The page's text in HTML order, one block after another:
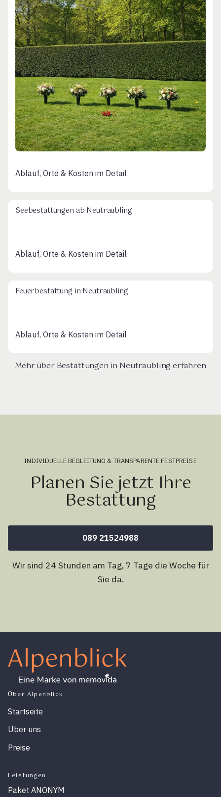
Ablauf, Orte & Kosten im Detail
Seebestattungen ab Neutraubling
Ablauf, Orte & Kosten im Detail
Feuerbestattung in Neutraubling
Ablauf, Orte & Kosten im Detail
Mehr über Bestattungen in Neutraubling erfahren
INDIVIDUELLE BEGLEITUNG & TRANSPARENTE FESTPREISE
Planen Sie jetzt Ihre
Bestattung
089 21524988
Wir sind 24 Stunden am Tag, 7 Tage die Woche für
Sie da.
Über Alpenblick
Startseite
Über uns
Preise
Leistungen
Paket ANONYM